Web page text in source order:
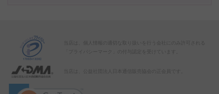
当店は、個人情報の適切な取り扱いを行う会社にのみ許可される
「プライバシーマーク」の付与認定を受けています。
当店は、公益社団法人日本通信販売協会の正会員です。